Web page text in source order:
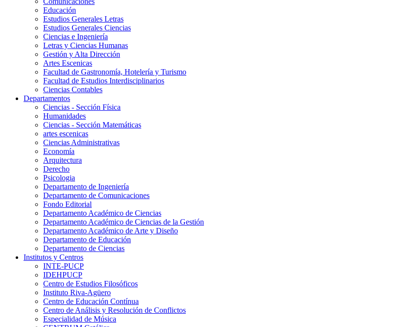
Educación
Estudios Generales Letras
Estudios Generales Ciencias
Ciencias e Ingeniería
Letras y Ciencias Humanas
Gestión y Alta Dirección
Artes Escenicas
Facultad de Gastronomía, Hotelería y Turismo
Facultad de Estudios Interdisciplinarios
Ciencias Contables
Departamentos
Ciencias - Sección Física
Humanidades
Ciencias - Sección Matemáticas
artes escenicas
Ciencias Administrativas
Economía
Arquitectura
Derecho
Psicologia
Departamento de Ingeniería
Departamento de Comunicaciones
Fondo Editorial
Departamento Académico de Ciencias
Departamento Académico de Ciencias de la Gestión
Departamento Académico de Arte y Diseño
Departamento de Educación
Departamento de Ciencias
Institutos y Centros
INTE-PUCP
IDEHPUCP
Centro de Estudios Filosóficos
Instituto Riva-Agüero
Centro de Educación Contínua
Centro de Análisis y Resolución de Conflictos
Especialidad de Música